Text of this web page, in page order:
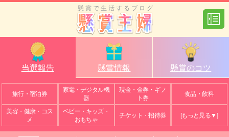
懸賞で生活するブログ
当選報告 懸賞情報 懸賞のコツ
旅行・宿泊券
家電・デジタル機
器
現金・金券・ギフ
ト券
食品・飲料
美容・健康・コス
メ
ベビー・キッズ・
おもちゃ
チケット・招待券 [もっと見る▼]